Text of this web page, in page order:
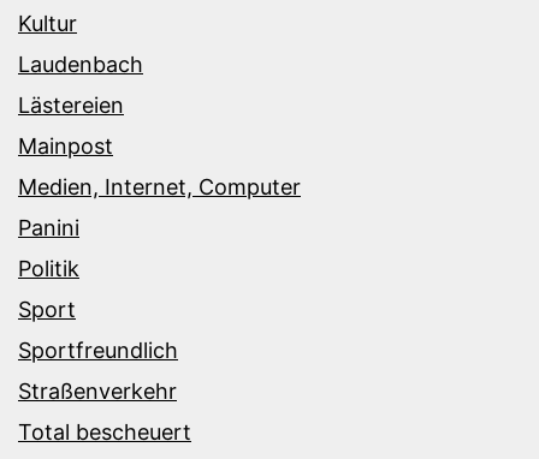
Kultur
Laudenbach
Lästereien
Mainpost
Medien, Internet, Computer
Panini
Politik
Sport
Sportfreundlich
Straßenverkehr
Total bescheuert